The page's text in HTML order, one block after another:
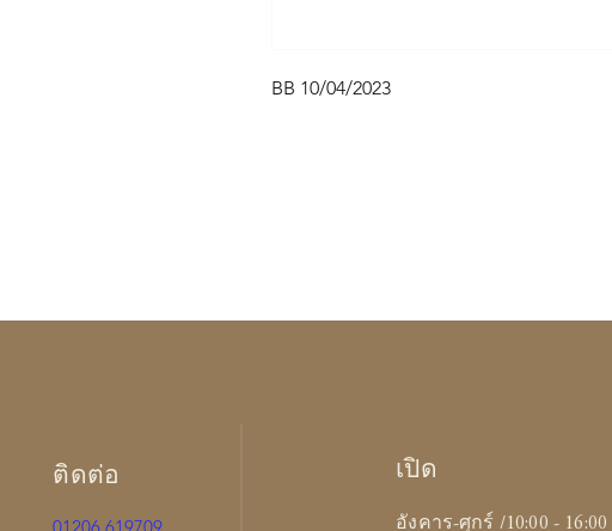
BB 10/04/2023
ติดต่อ เปิด
อังคาร-ศุกร์ /10:00 - 16:00